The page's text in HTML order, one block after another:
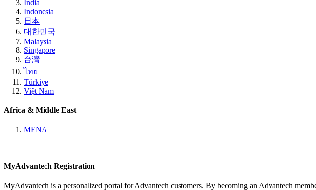
India
Indonesia
日本
대한민국
Malaysia
Singapore
台灣
ไทย
Türkiye
Việt Nam
Africa & Middle East
MENA
MyAdvantech Registration
MyAdvantech is a personalized portal for Advantech customers. By becoming an Advantech